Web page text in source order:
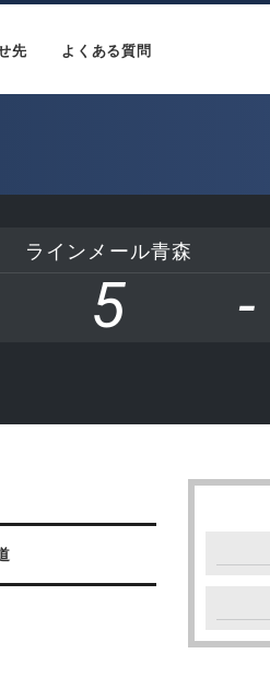
先 よくある質問
ラインメール青森
5 -